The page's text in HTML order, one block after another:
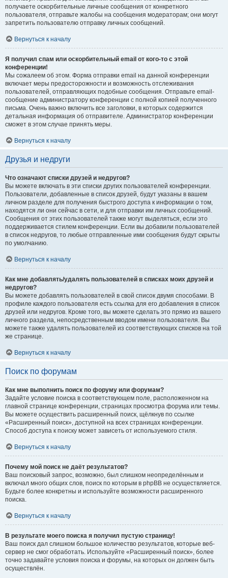
получаете оскорбительные личные сообщения от конкретного
пользователя, отправьте жалобы на сообщения модераторам; они могут
запретить пользователю отправку личных сообщений.
Вернуться к началу
Я получил спам или оскорбительный email от кого-то с этой
конференции!
Мы сожалеем об этом. Форма отправки email на данной конференции
включает меры предосторожности и возможность отслеживания
пользователей, отправляющих подобные сообщения. Отправьте email-
сообщение администратору конференции с полной копией полученного
письма. Очень важно включить все заголовки, в которых содержится
детальная информация об отправителе. Администратор конференции
сможет в этом случае принять меры.
Вернуться к началу
Друзья и недруги
Что означают списки друзей и недругов?
Вы можете включать в эти списки других пользователей конференции.
Пользователи, добавленные в список друзей, будут указаны в вашем
личном разделе для получения быстрого доступа к информации о том,
находятся ли они сейчас в сети, и для отправки им личных сообщений.
Сообщения от этих пользователей также могут выделяться, если это
поддерживается стилем конференции. Если вы добавили пользователей
в список недругов, то любые отправленные ими сообщения будут скрыты
по умолчанию.
Вернуться к началу
Как мне добавлять/удалять пользователей в списках моих друзей и
недругов?
Вы можете добавлять пользователей в свой список двумя способами. В
профиле каждого пользователя есть ссылка для его добавления в список
друзей или недругов. Кроме того, вы можете сделать это прямо из вашего
личного раздела, непосредственным вводом имени пользователя. Вы
можете также удалять пользователей из соответствующих списков на той
же странице.
Вернуться к началу
Поиск по форумам
Как мне выполнить поиск по форуму или форумам?
Задайте условие поиска в соответствующем поле, расположенном на
главной странице конференции, страницах просмотра форума или темы.
Вы можете осуществить расширенный поиск, щёлкнув по ссылке
«Расширенный поиск», доступной на всех страницах конференции.
Способ доступа к поиску может зависеть от используемого стиля.
Вернуться к началу
Почему мой поиск не даёт результатов?
Ваш поисковый запрос, возможно, был слишком неопределённым и
включал много общих слов, поиск по которым в phpBB не осуществляется.
Будьте более конкретны и используйте возможности расширенного
поиска.
Вернуться к началу
В результате моего поиска я получил пустую страницу!
Ваш поиск дал слишком большое количество результатов, которые веб-
сервер не смог обработать. Используйте «Расширенный поиск», более
точно задавайте условия поиска и форумы, на которых он должен быть
осуществлён.